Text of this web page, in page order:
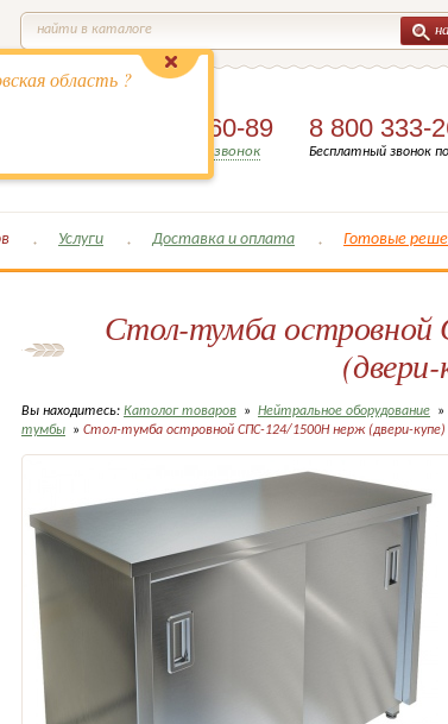
область ?
найти в каталоге
649-60-89
Заказать обратный звонок
8 800 333-
Бесплатный звонок
Услуги Доставка и оплата Готовые
Стол-тумба
(двери-
Вы находитесь: Католог товаров » Нейтральное оборудование »
тумбы » Стол-тумба островной СПС-124/1500Н нерж (двери-купе)